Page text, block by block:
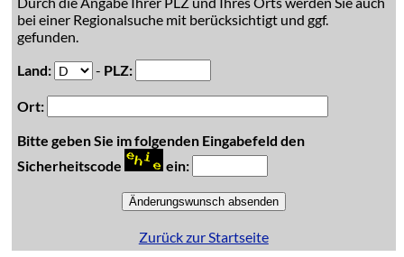
bei einer Regionalsuche mit berücksichtigt und ggf.
gefunden.
Land:
- PLZ:
Ort:
Bitte geben Sie im folgenden Eingabefeld den
Sicherheitscode
ein:
Zurück zur Startseite